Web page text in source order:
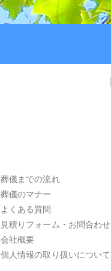
葬儀までの流れ
葬儀のマナー
よくある質問
見積りフォーム・お問合わせ
会社概要
個人情報の取り扱いについて